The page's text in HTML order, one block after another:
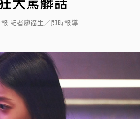
記者廖福生／即時報導